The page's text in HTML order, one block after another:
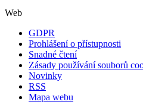
Web
GDPR
Prohlášení o přístupnosti
Snadné čtení
Zásady používání souborů
Novinky
RSS
Mapa webu